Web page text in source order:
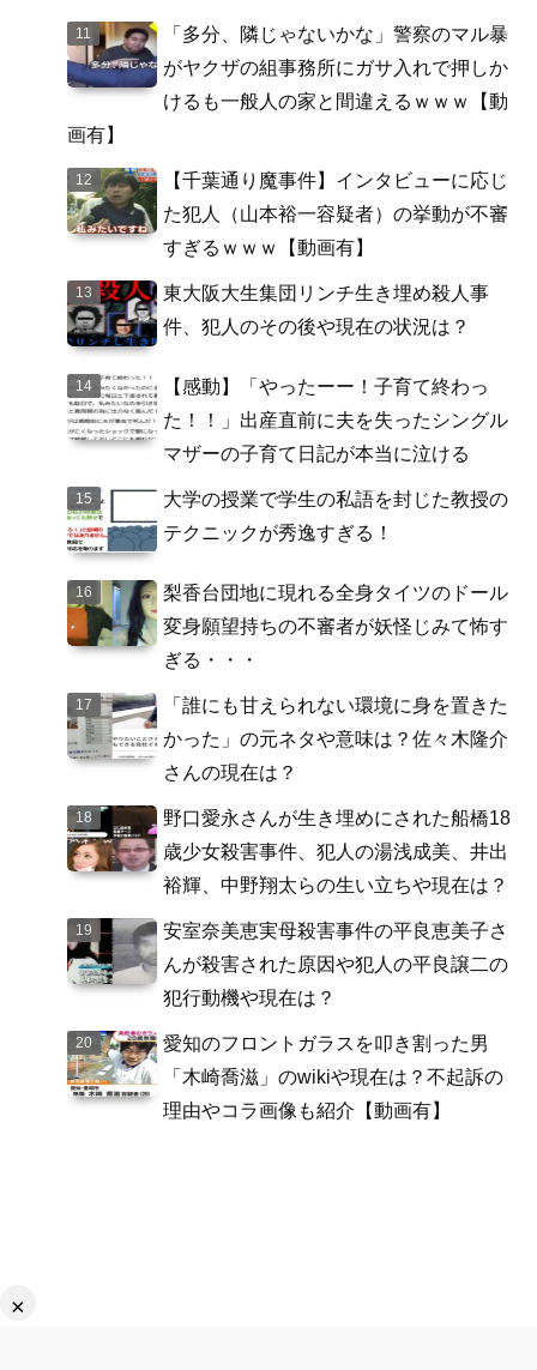
×
「多分、隣じゃないかな」警察のマル暴
がヤクザの組事務所にガサ入れで押しか
けるも一般人の家と間違えるｗｗｗ【動
画有】
【千葉通り魔事件】インタビューに応じ
た犯人（山本裕一容疑者）の挙動が不審
すぎるｗｗｗ【動画有】
東大阪大生集団リンチ生き埋め殺人事
件、犯人のその後や現在の状況は？
【感動】「やったーー！子育て終わっ
た！！」出産直前に夫を失ったシングル
マザーの子育て日記が本当に泣ける
大学の授業で学生の私語を封じた教授の
テクニックが秀逸すぎる！
梨香台団地に現れる全身タイツのドール
変身願望持ちの不審者が妖怪じみて怖す
ぎる・・・
「誰にも甘えられない環境に身を置きた
かった」の元ネタや意味は？佐々木隆介
さんの現在は？
野口愛永さんが生き埋めにされた船橋18
歳少女殺害事件、犯人の湯浅成美、井出
裕輝、中野翔太らの生い立ちや現在は？
安室奈美恵実母殺害事件の平良恵美子さ
んが殺害された原因や犯人の平良譲二の
犯行動機や現在は？
愛知のフロントガラスを叩き割った男
「木崎喬滋」のwikiや現在は？不起訴の
理由やコラ画像も紹介【動画有】